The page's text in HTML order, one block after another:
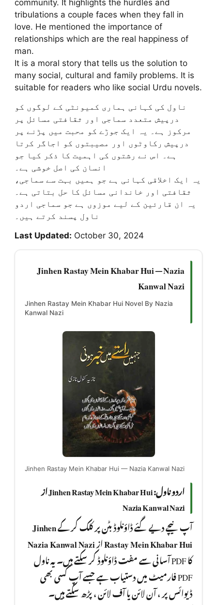
community. It highlights the hurdles and
tribulations a couple faces when they fall in
love. He mentioned the importance of
relationships which are the real happiness of
man.
It is a moral story that tells us the solution to
many social, cultural and family problems. It is
suitable for readers who like social Urdu novels.
ناول کی کہانی ہماری کمیونٹی کے لوگوں کو
درپیش متعدد سماجی اور ثقافتی مسائل پر
مرکوز ہے۔ یہ ایک جوڑے کو محبت میں پڑنے پر
درپیش رکاوٹوں اور مصیبتوں کو اجاگر کرتا
ہے۔ اس نے رشتوں کی اہمیت کا ذکر کیا جو
انسان کی اصل خوشی ہے۔
یہ ایک اخلاقی کہانی ہے جو ہمیں بہت سے سماجی،
ثقافتی اور خاندانی مسائل کا حل بتاتی ہے۔
یہ ان قارئین کے لیے موزوں ہے جو سماجی اردو
ناول پسند کرتے ہیں۔
Last Updated: October 30, 2024
Jinhen Rastay Mein Khabar Hui — Nazia
Kanwal Nazi
Jinhen Rastay Mein Khabar Hui Novel By Nazia
Kanwal Nazi
Jinhen Rastay Mein Khabar Hui — Nazia Kanwal Nazi
اردو ناول: Jinhen Rastay Mein Khabar Hui از
Nazia Kanwal Nazi
آپ نیچے دیے گئے ڈاؤنلوڈ بٹن پر کلک کر کےJinhen
Rastay Mein Khabar HuiازNazia Kanwal Nazi
کا PDF آسانی سے مفت ڈاؤنلوڈ کر سکتے ہیں۔ یہ ناول
PDF فارمیٹ میں دستیاب ہے جسے آپ کسی بھی
ڈیوائس پر ، آن لائن یا آف لائن ، پڑھ سکتے ہیں۔